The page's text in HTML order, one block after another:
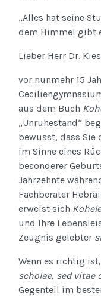
„Alles hat seine
dem Himmel gibt
Lieber Herr Dr.
vor nunmehr 15
aus dem Buch
„Unruhestand“
bewusst, dass Sie
im Sinne eines
besonderer
Jahrzehnte
Fachberater
erweist sich
und Ihre
Zeugnis gelebter
Wenn es richtig
scholae, sed vitae
Gegenteil im